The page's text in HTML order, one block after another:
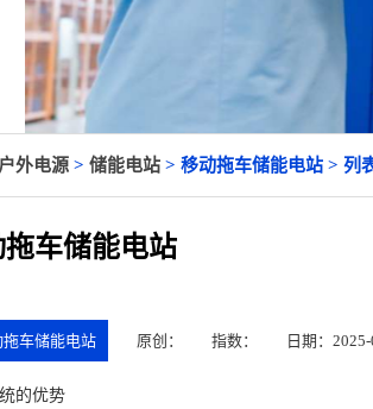
户外电源 > 储能电站 > 移动拖车储能电站 > 列
车储能电站
拖车储能电站 原创： 指数： 日期：
的优势